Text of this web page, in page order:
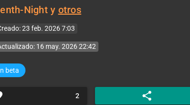
Nighty otros
23 feb. 2026 7:03
16 may. 2026 22:42
beta
2 share